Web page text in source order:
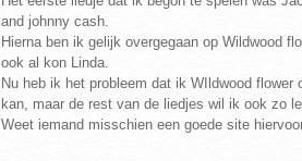
and johnny cash.
Hierna ben ik gelijk overgegaan op Wildwood
ook al kon Linda.
Nu heb ik het probleem dat ik WIldwood flower
kan, maar de rest van de liedjes wil ik ook zo
Weet iemand misschien een goede site